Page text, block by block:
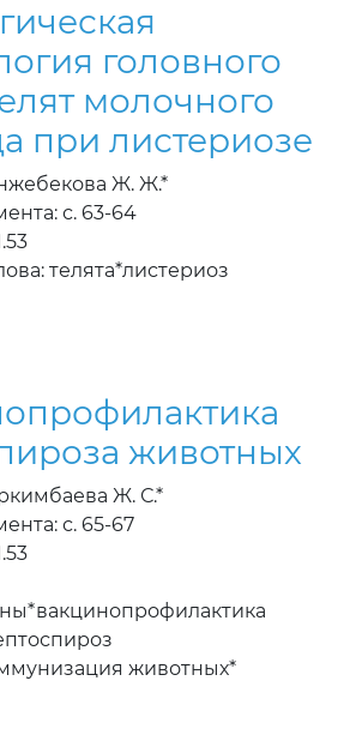
головного
молочного
при листериозе
Ж. Ж.*
с. 63-64
телята*листериоз
животных
Ж. С.*
с. 65-67
животных*